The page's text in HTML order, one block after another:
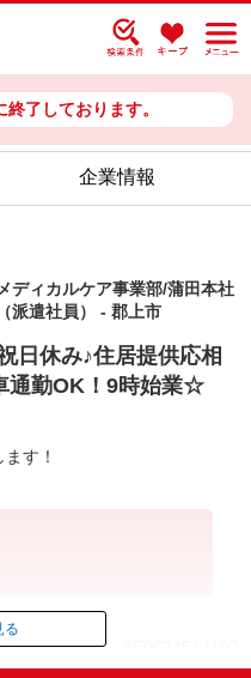
了しております。
企業情報
ィカルケア事業部/蒲田本社
派遣社員） - 郡上市
日休み♪住居提供応相
通勤OK！9時始業☆
す！
ID：AE0624514102
る